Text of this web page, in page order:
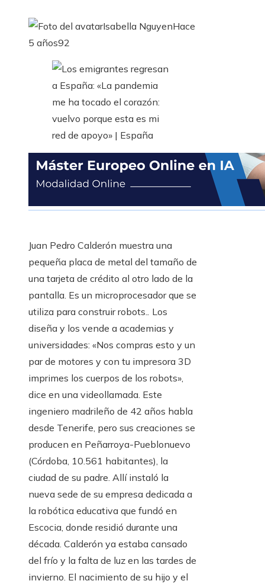
Isabella NguyenHace
5 años92
Juan Pedro Calderón muestra una
pequeña placa de metal del tamaño de
una tarjeta de crédito al otro lado de la
pantalla. Es un microprocesador que se
utiliza para construir robots.. Los
diseña y los vende a academias y
universidades: «Nos compras esto y un
par de motores y con tu impresora 3D
imprimes los cuerpos de los robots»,
dice en una videollamada. Este
ingeniero madrileño de 42 años habla
desde Tenerife, pero sus creaciones se
producen en Peñarroya-Pueblonuevo
(Córdoba, 10.561 habitantes), la
ciudad de su padre. Allí instaló la
nueva sede de su empresa dedicada a
la robótica educativa que fundó en
Escocia, donde residió durante una
década. Calderón ya estaba cansado
del frío y la falta de luz en las tardes de
invierno. El nacimiento de su hijo y el